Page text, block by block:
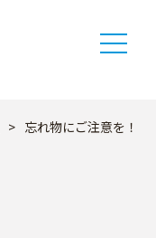
> 忘れ物にご注意を！